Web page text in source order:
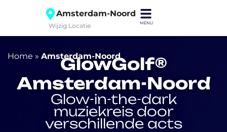
Home » Amsterdam-Noord
Amsterdam-Noord
Wijzig Locatie
GlowGolf®
Amsterdam-Noord
Glow-in-the-dark
muziekreis door
verschillende acts